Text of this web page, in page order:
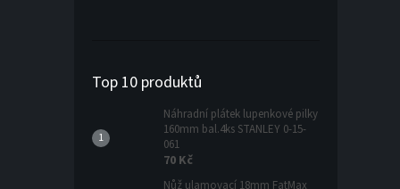
Top 10 produktů
Náhradní plátek lupenkové pilky
160mm bal.4ks STANLEY 0-15-
061
70 Kč
Nůž ulamovací 18mm FatMax